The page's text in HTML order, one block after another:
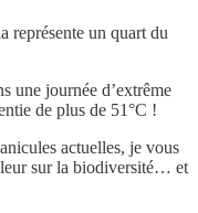
représente un quart du
une journée d’extrême
de plus de 51°C !
actuelles, je vous
sur la biodiversité… et